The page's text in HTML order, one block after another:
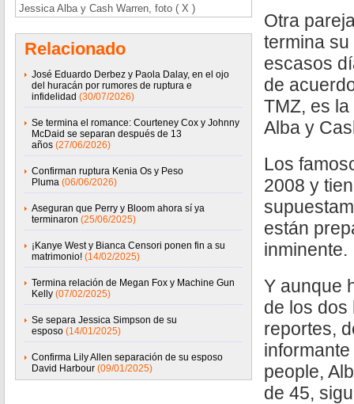
Jessica Alba y Cash Warren, foto ( X )
Relacionado
José Eduardo Derbez y Paola Dalay, en el ojo
del huracán por rumores de ruptura e
infidelidad (30/07/2026)
Se termina el romance: Courteney Cox y Johnny
McDaid se separan después de 13
años (27/06/2026)
Confirman ruptura Kenia Os y Peso
Pluma (06/06/2026)
Aseguran que Perry y Bloom ahora sí ya
terminaron (25/06/2025)
¡Kanye West y Bianca Censori ponen fin a su
matrimonio! (14/02/2025)
Termina relación de Megan Fox y Machine Gun
Kelly (07/02/2025)
Se separa Jessica Simpson de su
esposo (14/01/2025)
Confirma Lily Allen separación de su esposo
David Harbour (09/01/2025)
Otra
termina
escasos
de
TMZ, es
Alba y
Los
2008 y
están
inminente.
Y aunque
de los dos
reportes,
people,
de 45,